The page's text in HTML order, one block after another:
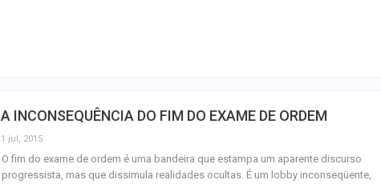
A INCONSEQUÊNCIA DO FIM DO EXAME DE ORDEM
1 jul, 2015
O fim do exame de ordem é uma bandeira que estampa um aparente discurso
progressista, mas que dissimula realidades ocultas. É um lobby inconseqüente,